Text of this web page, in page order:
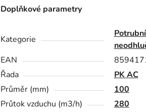
Doplňkové parametry
Kategorie
EAN
Řada
PK AC
Průměr (mm)
100
Průtok vzduchu (m3/h)
280